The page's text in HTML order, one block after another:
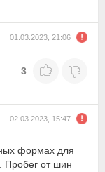
01.03.2023, 21:06
3
02.03.2023, 15:47
формах для
Пробег от шин